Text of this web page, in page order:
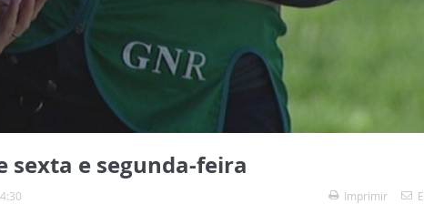
sexta e segunda-feira
Imprimir